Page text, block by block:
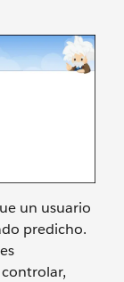
un usuario
predicho.